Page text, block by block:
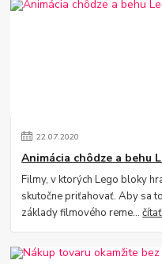
22.07.2020
Animácia chôdze a behu
Filmy, v ktorých Lego bloky
skutočne priťahovať. Aby sa
základy filmového reme...